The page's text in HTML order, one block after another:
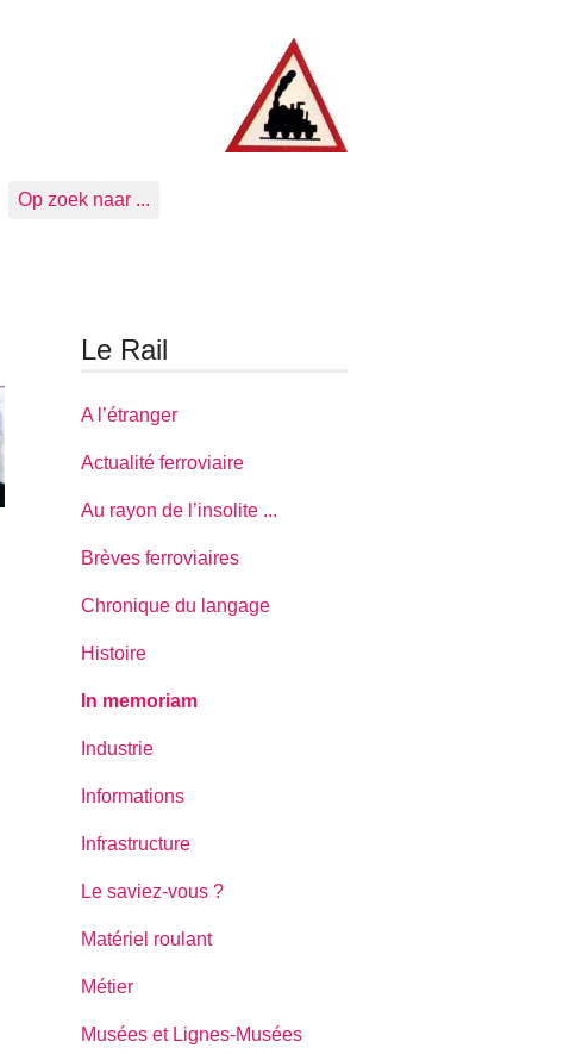
Op zoek naar ...
Le Rail
A l’étranger
Actualité ferroviaire
Au rayon de l’insolite ...
Brèves ferroviaires
Chronique du langage
Histoire
In memoriam
Industrie
Informations
Infrastructure
Le saviez-vous ?
Matériel roulant
Métier
Musées et Lignes-Musées